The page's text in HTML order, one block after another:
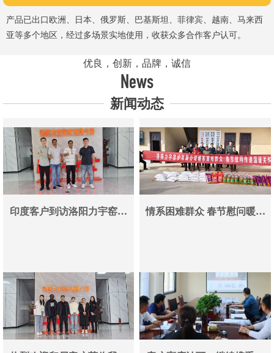
产品已出口欧洲、日本、俄罗斯、巴基斯坦、菲律宾、越南、马来西
亚等多个地区，经过多场景实地使用，收获众多合作客户认可。
优良，创新，品牌，诚信
News
新闻动态
印度客户到访洛阳力宇窑炉
情系困难群众 春节慰问暖人